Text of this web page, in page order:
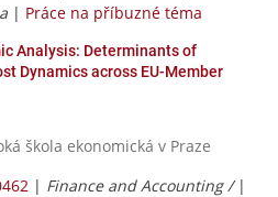
| Práce na příbuzné téma
Analysis: Determinants of
Dynamics across EU-Member
škola ekonomická v Praze
| Finance and Accounting / |